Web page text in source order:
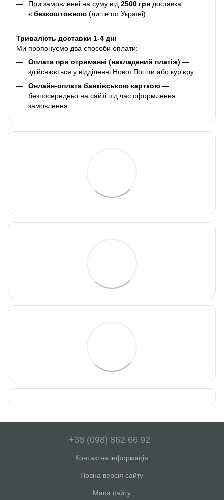
При замовленні на суму від 2500 грн доставка
є безкоштовною (лише по Україні)
Тривалість доставки 1-4 дні
Ми пропонуємо два способи оплати:
Оплата при отриманні (накладений платіж) —
здійснюється у відділенні Нової Пошти або кур'єру
Онлайн-оплата банківською карткою —
безпосередньо на сайті під час оформлення
замовлення
+38 (098) 862 66 92
Контактна інформація
Повна версія сайту
Мапа сайту